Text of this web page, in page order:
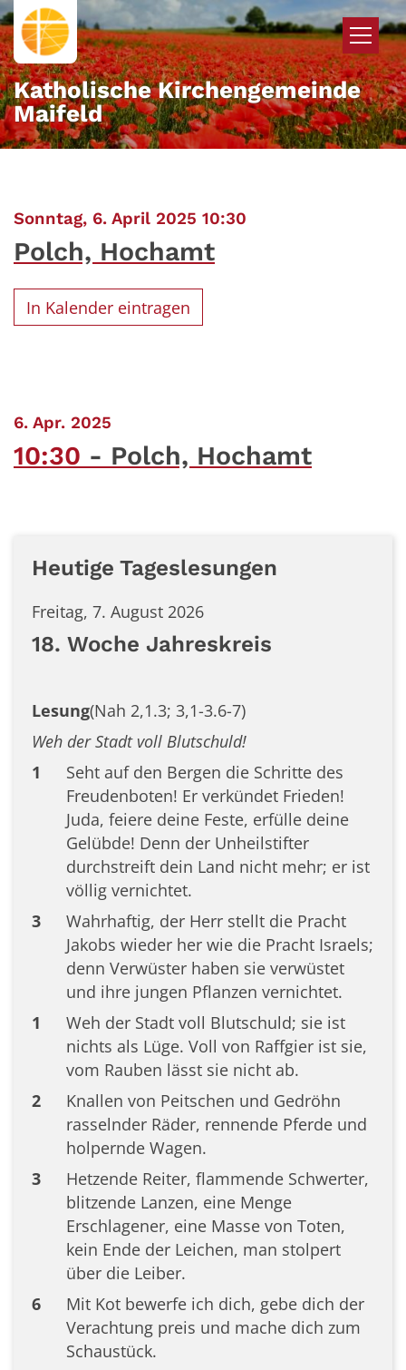
Zum Inhalt springen
Katholische Kirchengemeinde
Maifeld
Sonntag, 6. April 2025 10:30
Polch, Hochamt
In Kalender eintragen
6. Apr. 2025
10:30 Polch, Hochamt
Heutige Tageslesungen
Freitag, 7. August 2026
18. Woche Jahreskreis
Lesung(Nah 2,1.3; 3,1-3.6-7)
Weh der Stadt voll Blutschuld!
1
Seht auf den Bergen die Schritte des
Freudenboten! Er verkündet Frieden!
Juda, feiere deine Feste, erfülle deine
Gelübde! Denn der Unheilstifter
durchstreift dein Land nicht mehr; er ist
völlig vernichtet.
3
Wahrhaftig, der Herr stellt die Pracht
Jakobs wieder her wie die Pracht Israels;
denn Verwüster haben sie verwüstet
und ihre jungen Pflanzen vernichtet.
1
Weh der Stadt voll Blutschuld; sie ist
nichts als Lüge. Voll von Raffgier ist sie,
vom Rauben lässt sie nicht ab.
2
Knallen von Peitschen und Gedröhn
rasselnder Räder, rennende Pferde und
holpernde Wagen.
3
Hetzende Reiter, flammende Schwerter,
blitzende Lanzen, eine Menge
Erschlagener, eine Masse von Toten,
kein Ende der Leichen, man stolpert
über die Leiber.
6
Mit Kot bewerfe ich dich, gebe dich der
Verachtung preis und mache dich zum
Schaustück.